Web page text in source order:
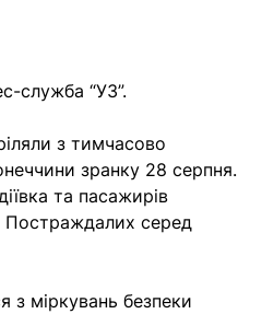
служба “УЗ”.
з тимчасово
зранку 28 серпня.
та пасажирів
Постраждалих серед
з міркувань безпеки